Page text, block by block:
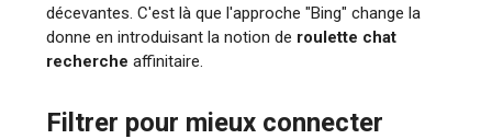
décevantes. C'est là que l'approche "Bing" change la
donne en introduisant la notion de roulette chat
recherche affinitaire.
Filtrer pour mieux connecter